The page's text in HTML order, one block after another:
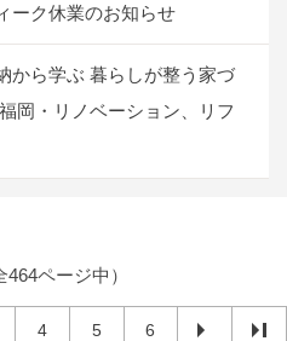
ーク休業のお知らせ
から学ぶ 暮らしが整う家づ
岡・リノベーション、リフ
ページ中）
4 5 6